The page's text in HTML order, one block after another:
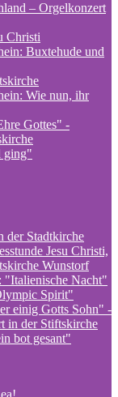
– Orgelkonzert
Christi
Buxtehude und
Wie nun, ihr
Gottes" -
ging"
der Stadtkirche
Jesu Christi,
Wunstorf
"Italienische Nacht"
Spirit"
einig Gotts Sohn" -
in der Stiftskirche
bot gesant"